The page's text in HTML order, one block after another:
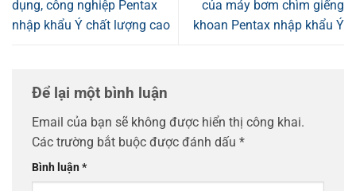
dụng, công nghiệp Pentax
nhập khẩu Ý chất lượng cao
của máy bơm chìm giếng
khoan Pentax nhập khẩu Ý
Để lại một bình luận
Email của bạn sẽ không được hiển thị công khai.
Các trường bắt buộc được đánh dấu *
Bình luận*